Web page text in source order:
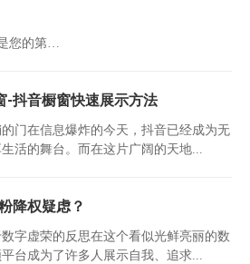
您的第…
-抖音橱窗快速展示方法
门在信息爆炸的今天，抖音已经成为无
活的舞台。而在这片广阔的天地...
降权疑虑？
字虚荣的反思在这个看似光鲜亮丽的数
台成为了许多人展示自我、追求...